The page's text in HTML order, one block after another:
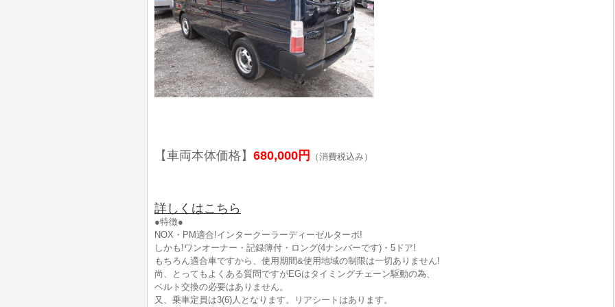
【車両本体価格】 680,000円 （消費税込み）
詳しくはこちら
●特徴●
NOX・PM適合!インタークーラーディーゼルターボ!
しかも!ワンオーナー・記録簿付・ロング(4ナンバーです)・5ドア!
もちろん適合車ですから、使用期間&使用地域の制限は一切ありません!
尚、とってもよくある質問ですがEGはタイミングチェーン駆動の為、
ベルト交換の必要はありません。
又、乗車定員は3(6)人となります。リアシートはあります。